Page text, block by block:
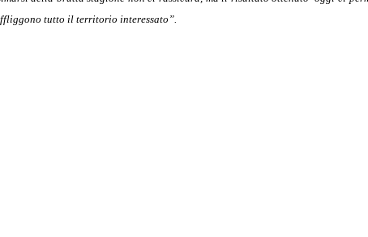
tutto il territorio interessato”.